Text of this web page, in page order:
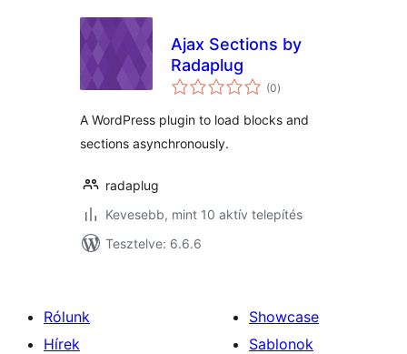
Ajax Sections by
Radaplug
(0értékelés
összesen
)
A WordPress plugin to load blocks and
sections asynchronously.
radaplug
Kevesebb, mint 10 aktív telepítés
Tesztelve: 6.6.6
Rólunk
Hírek
Showcase
Sablonok